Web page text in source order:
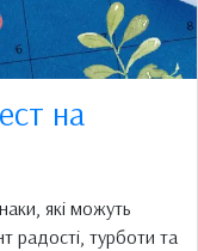
на
які можуть
радості, турботи та